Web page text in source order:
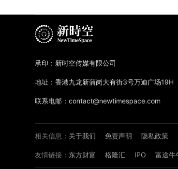
相关信息： 关于我们 免责声明 隐私政策
友情链接： 东方财富 格隆汇 IPO 富途牛
承印：新时空传媒有限公司
地址：香港九龙新蒲岗大有街3号万迪广场19H
联系电邮：contact@newtimespace.com